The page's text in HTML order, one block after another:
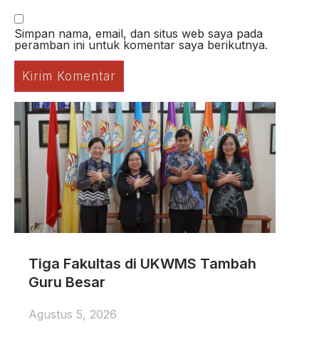
Simpan nama, email, dan situs web saya pada
peramban ini untuk komentar saya berikutnya.
Tiga Fakultas di UKWMS Tambah
Guru Besar
Agustus 5, 2026